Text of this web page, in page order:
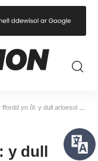
ôl: y dull arloesol sy’n helpu pobl i oresgyn ‘Spice’
y dull